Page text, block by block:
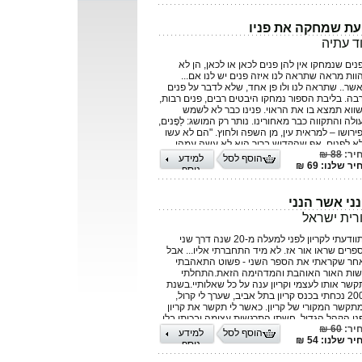
שמחקה את פניו
עתיה
שנמחקו אין להן פנים לכאן או לכאן, הן לא
מראה שתראה לנו איזה פנים יש לנו אם...
שתראה לנו ולו פן אחד, שלא לדבר על פנים
בליבת הספור נמחקו היבטים רבים, פנים רבות,
תמצא בו את הראוי. פנינו כבר לא לשמש
והתקווה כבר מאחורינו. נותר רק המושג: לַפָנים,
– למראית עין, מן השפה ולחוץ. "הם לא עשו
לַפָנים, אף שהקדוש ברוך הוא לא עשה עמהן
לַפָנים" [מגילה יב עא] – בניגוד למגילת העצמאות
עדן. עתיה דוד הוא יליד מרוקו, חבר קיבוץ
גלעדי. התחנך בחצרים ובכפר גלעדי. למד
בצרפת, ומורה בבית הספר האזורי. כמו כן שימש
השילוב האזורי בגליל העליון, ניהל אולפנים
בקרב העליה הרוסית והאתיופית במרחב
והגולן, וכן ניהל את בית ספר תהיל"ה בקרית
פרסם עד כה שני ספרי שירה ושני ספרי פרוזה.
88 ₪
שלנו: 69 ₪
למידע
נוסף
הוסף לסל
אשר הנני
ישראל
התוודעתי לקריון לפני למעלה מ-20 שנה דרך שני
שראו אור אז. לא מיד התחברתי אליו... אבל
שקראתי את הספר השני - פשוט התאהבתי
האור האוהבת והמדהימה הזאת.התחלתי
אותו לעצמי וקריון ענה על כל שאלותיי.בשנת
2000 נכחתי בכנס קריון בתל אביב, שערך לי קרול,
המקורי של קריון. כאשר לי תקשר את קריון
הקהל הגדול, חשתי התרגשות עצומה ובכיתי בלי
התקשור החלטתי שזה בדיוק מה שאני
לעשות: לתקשר את קריון בפני קהל. הייתה בי
עצומה להעביר את המסרים שלו, לחולל שינוי
60 ₪
שלנו: 54 ₪
למידע
נוסף
הוסף לסל